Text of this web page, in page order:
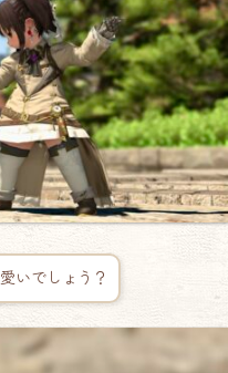
いでしょう？